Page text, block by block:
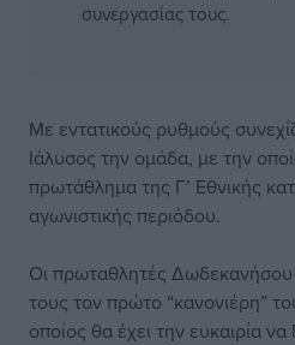
συνεργασίας τους.
Με εντατικούς ρυθμούς
Ιάλυσος την ομάδα, με την
πρωτάθλημα της Γ’ Εθνικής
αγωνιστικής περιόδου.
Οι πρωταθλητές Δωδεκανήσου
τους τον πρώτο “κανονιέρη”
οποίος θα έχει την ευκαιρία να